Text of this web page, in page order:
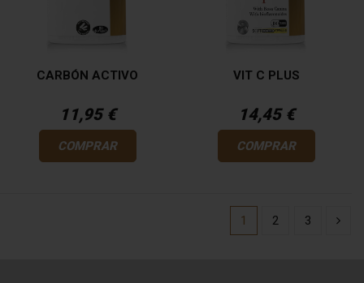
CARBÓN ACTIVO
11,95 €
COMPRAR
VIT C PLUS
14,45 €
COMPRAR
1 2 3